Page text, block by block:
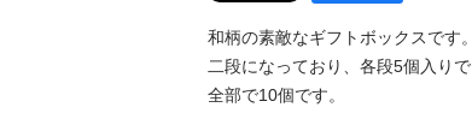
和柄の素敵なギフトボックスです。
二段になっており、各段5個入りで
全部で10個です。